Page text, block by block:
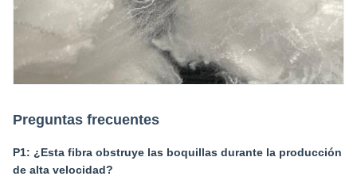
Preguntas frecuentes
P1: ¿Esta fibra obstruye las boquillas durante la producción
de alta velocidad?